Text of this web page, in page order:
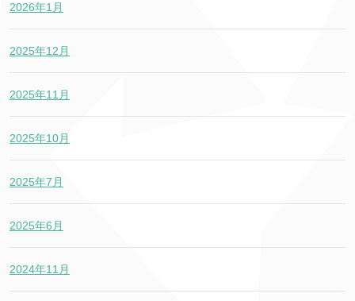
2026年1月
2025年12月
2025年11月
2025年10月
2025年7月
2025年6月
2024年11月